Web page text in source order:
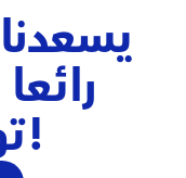
تواصل معنا الآن!